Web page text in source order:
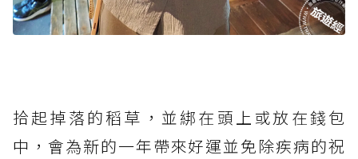
拾起掉落的稻草，並綁在頭上或放在錢包
中，會為新的一年帶來好運並免除疾病的祝